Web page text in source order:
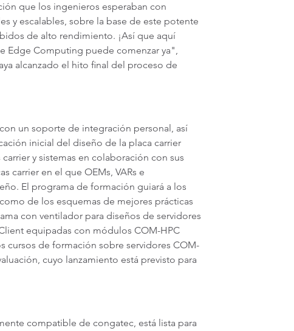
que los ingenieros esperaban con
y escalables, sobre la base de este potente
de alto rendimiento. ¡Así que aquí
Edge Computing puede comenzar ya",
alcanzado el hito final del proceso de
un soporte de integración personal, así
inicial del diseño de la placa carrier
y sistemas en colaboración con sus
carrier en el que OEMs, VARs e
El programa de formación guiará a los
de los esquemas de mejores prácticas
con ventilador para diseños de servidores
equipadas con módulos COM-HPC
cursos de formación sobre servidores COM-
cuyo lanzamiento está previsto para
compatible de congatec, está lista para